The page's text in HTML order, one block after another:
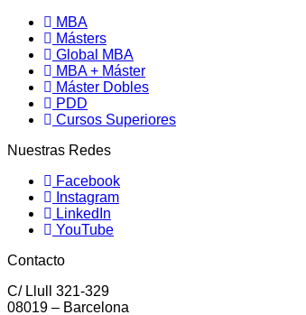
MBA
Másters
Global MBA
MBA + Máster
Máster Dobles
PDD
Cursos Superiores
Nuestras Redes
Facebook
Instagram
LinkedIn
YouTube
Contacto
C/ Llull 321-329
08019 – Barcelona